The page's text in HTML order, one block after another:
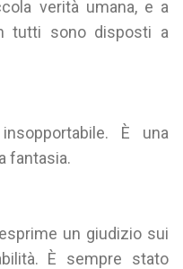
verità umana, e a
tutti sono disposti a
È una
fantasia.
un giudizio sui
È sempre stato